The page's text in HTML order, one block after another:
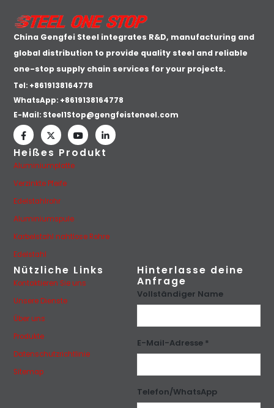
China Gengfei Steel integrates R&D, manufacturing and
global distribution to provide quality steel and reliable
one-stop supply chain services for your projects.
Tel: +8619138164778
WhatsApp: +8619138164778
E-Mail: Steel1Stop@gengfeisteneel.com
Heißes Produkt
Aluminiumplatte
Verzinkte Pfeife
Edelstahlrohr
Aluminiumspule
Karbelstahl nahtlose Rohre
Edelstahl
Nützliche Links
Kontaktieren Sie uns
Unsere Dienste
Über uns
Produkte
Datenschutzrichtlinie
Sitemap
Hinterlasse deine
Anfrage
Vollständiger Name
E-Mail-Adresse *
Telefon/WhatsApp